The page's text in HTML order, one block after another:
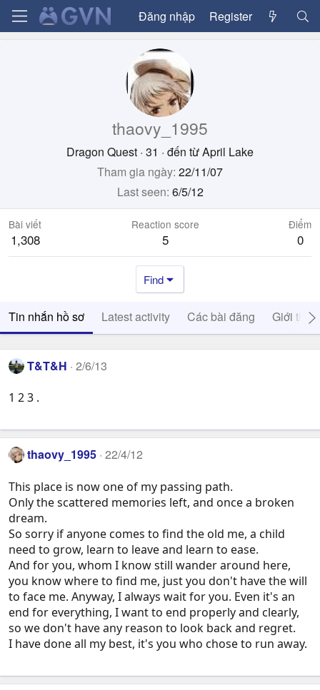
Đăng nhập Register
thaovy_1995
Dragon Quest · 31 · đến từApril Lake
Tham gia ngày 22/11/07
Last seen 6/5/12
Bài viết
1,308
Reaction score
5
Điểm
0
Find
Tin nhắn hồ sơ Latest activity Các bài đăng Giới thiệu
T&T&H 2/6/13
1 2 3 .
thaovy_1995 22/4/12
This place is now one of my passing path.
Only the scattered memories left, and once a broken
dream.
So sorry if anyone comes to find the old me, a child
need to grow, learn to leave and learn to ease.
And for you, whom I know still wander around here,
you know where to find me, just you don't have the will
to face me. Anyway, I always wait for you. Even it's an
end for everything, I want to end properly and clearly,
so we don't have any reason to look back and regret.
I have done all my best, it's you who chose to run away.